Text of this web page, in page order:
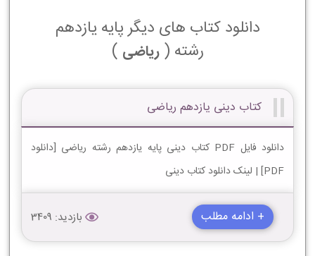
دانلود کتاب های دیگر پایه یازدهم
رشته (ریاضی )
کتاب دینی یازدهم ریاضی
دانلود فایل PDF کتاب دینی پایه یازدهم رشته ریاضی [دانلود
PDF] | لینک دانلود کتاب دینی
+ ادامه مطلب بازدید: 3409